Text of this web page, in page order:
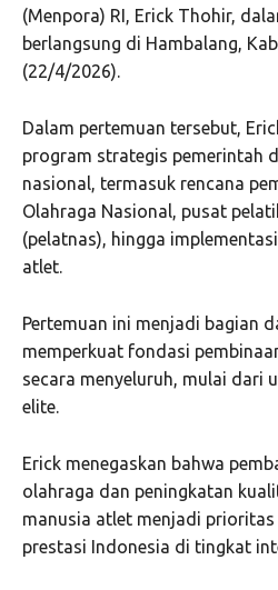
(Menpora) RI, Erick Thohir,
berlangsung di Hambalang,
(22/4/2026).
Dalam pertemuan tersebut,
program strategis pemerintah
nasional, termasuk rencana
Olahraga Nasional, pusat
(pelatnas), hingga
atlet.
Pertemuan ini menjadi bagian
memperkuat fondasi
secara menyeluruh, mulai dari
elite.
Erick menegaskan bahwa
olahraga dan peningkatan
manusia atlet menjadi
prestasi Indonesia di tingkat